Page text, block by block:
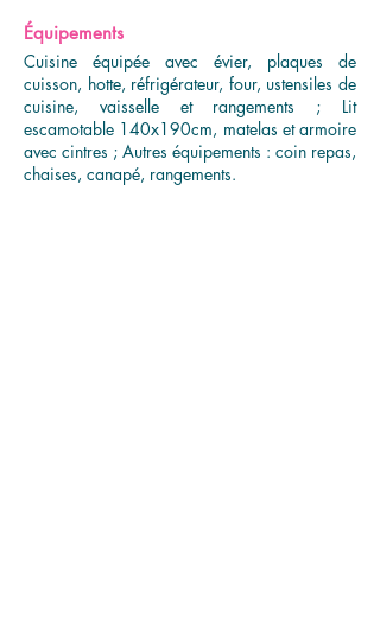
Équipements
Cuisine équipée avec évier, plaques de
cuisson, hotte, réfrigérateur, four, ustensiles de
cuisine, vaisselle et rangements ; Lit
escamotable 140x190cm, matelas et armoire
avec cintres ; Autres équipements : coin repas,
chaises, canapé, rangements.